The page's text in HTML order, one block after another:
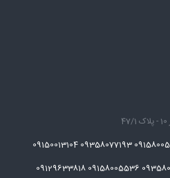
09358077193
09150013104
09158005536
09129633818